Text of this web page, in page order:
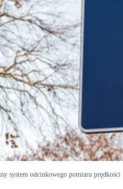
system odcinkowego pomiaru prędkości